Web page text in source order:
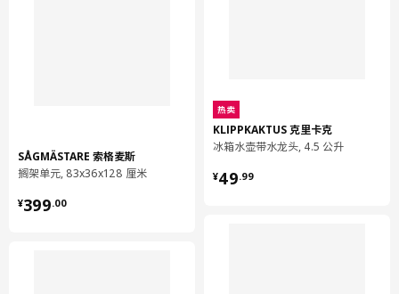
SÅGMÄSTARE 索格麦斯
搁架单元, 83x36x128 厘米
¥399.00
¥ 399.00
热卖
KLIPPKAKTUS 克里卡克
冰箱水壶带水龙头, 4.5 公升
¥49.99
¥ 49.99